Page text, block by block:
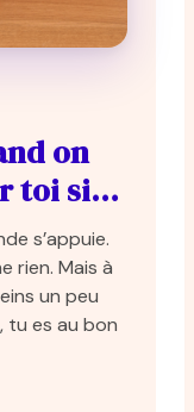
on
toi si…
s’appuie.
rien. Mais à
un peu
tu es au bon